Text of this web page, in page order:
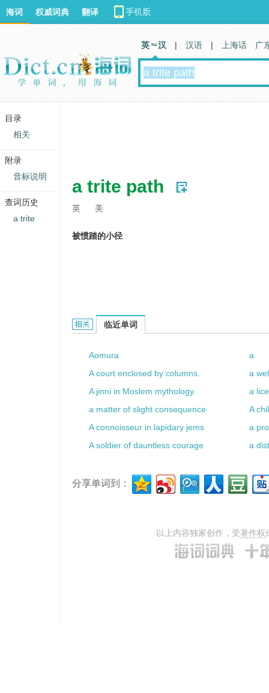
a trite path
英 美
被惯踏的小径
a trite path的相关资料：
临近单词
Aomura
a
A court enclosed by columns.
a
A jinni in Moslem mythology.
a
a matter of slight consequence
A
A connoisseur in lapidary jems
a
A soldier of dauntless courage
a
分享单词到：
以上内容独家创作，受著作权
海词 权威词典 翻译
英 汉 | 汉语 | 上海话 广
目录
相关
附录
音标说明
查词历史
a trite